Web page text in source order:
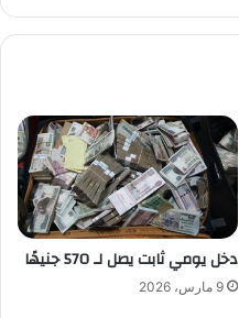
دخل يومي ثابت يصل لـ 570 جنيهًا
9 مارس، 2026